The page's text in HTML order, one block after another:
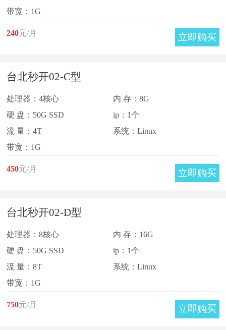
带宽：1G
240元/月 立即购买
台北秒开02-C型
处理器：4核心
硬 盘：50G SSD
流 量：4T
带宽：1G
内 存：8G
ip：1个
系统：Linux
450元/月 立即购买
台北秒开02-D型
处理器：8核心
硬 盘：50G SSD
流 量：8T
带宽：1G
内 存：16G
ip：1个
系统：Linux
750元/月 立即购买